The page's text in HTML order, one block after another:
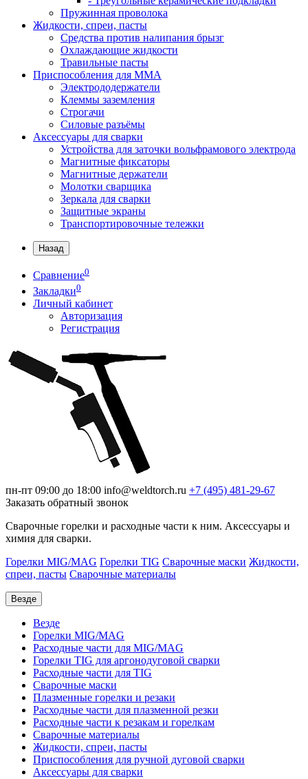
Пружинная проволока
Жидкости, спреи, пасты
Средства против налипания брызг
Охлаждающие жидкости
Травильные пасты
Приспособления для ММА
Электрододержатели
Клеммы заземления
Строгачи
Силовые разъёмы
Аксессуары для сварки
Устройства для заточки вольфрамового электрода
Магнитные фиксаторы
Магнитные держатели
Молотки сварщика
Зеркала для сварки
Защитные экраны
Транспортировочные тележки
Назад
Сравнение0
Закладки0
Личный кабинет
Авторизация
Регистрация
пн-пт 09:00 до 18:00 info@weldtorch.ru +7 (495) 481-29-67
Заказать обратный звонок
Сварочные горелки и расходные части к ним. Аксессуары и
химия для сварки.
Горелки MIG/MAG Горелки TIG Сварочные маски Жидкости,
спреи, пасты Сварочные материалы
Везде
Везде
Горелки MIG/MAG
Расходные части для MIG/MAG
Горелки TIG для аргонодуговой сварки
Расходные части для TIG
Сварочные маски
Плазменные горелки и резаки
Расходные части для плазменной резки
Расходные части к резакам и горелкам
Сварочные материалы
Жидкости, спреи, пасты
Приспособления для ручной дуговой сварки
Аксессуары для сварки